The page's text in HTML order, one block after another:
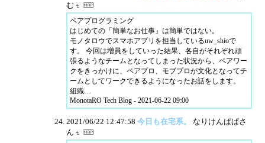
む
ペアプログラミング
はじめての「簡単なお仕事」は簡単ではない。
モノタロウでスマホアプリを担当しているuw_shioで
す。 今回は増員をしていった結果、各自がそれぞれ頑
張るようなチームとなってしまった状況から、ペアワー
クをきっかけに、ペアプロ、モブプロが文化となってチ
ームとしてワークできるようになったお話をします。
組織…
MonotaRO Tech Blog - 2021-06-22 09:00
2021/06/22 12:47:58 今日も在宅系。
なりけんぱぱさ
ん